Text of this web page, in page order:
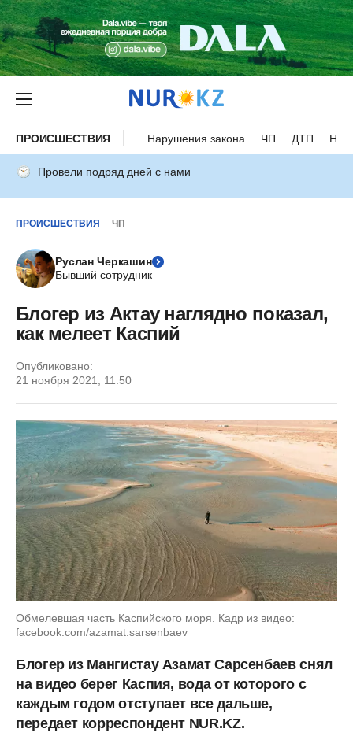
ПРОИСШЕСТВИЯ Нарушения закона ЧП ДТП
Провели подряд дней с нами
ПРОИСШЕСТВИЯ ЧП
Руслан Черкашин
Бывший сотрудник
Блогер из Актау наглядно показал,
как мелеет Каспий
Опубликовано:
21 ноября 2021, 11:50
Обмелевшая часть Каспийского моря. Кадр из видео:
facebook.com/azamat.sarsenbaev
Блогер из Мангистау Азамат Сарсенбаев снял
на видео берег Каспия, вода от которого с
каждым годом отступает все дальше,
передает корреспондент NUR.KZ.